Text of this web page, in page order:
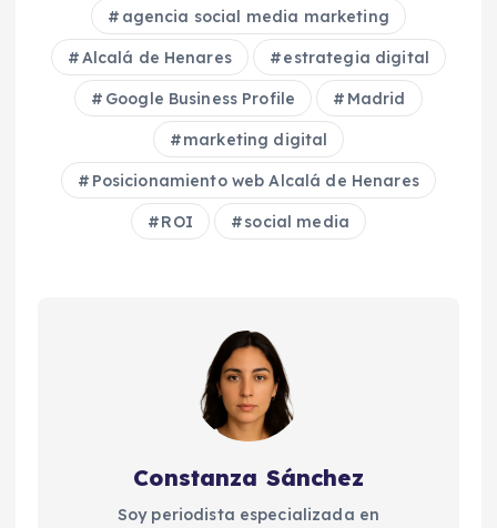
agencia social media marketing
Alcalá de Henares estrategia digital
Google Business Profile Madrid
marketing digital
Posicionamiento web Alcalá de Henares
ROI social media
Constanza Sánchez
Soy periodista especializada en